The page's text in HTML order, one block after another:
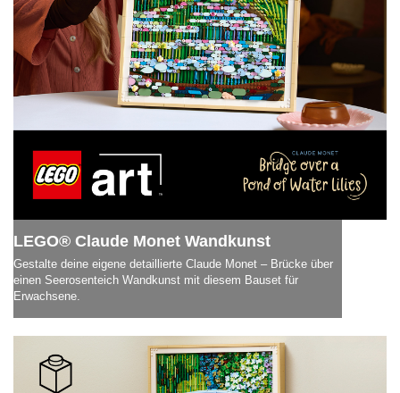
LEGO® Claude Monet Wandkunst
Gestalte deine eigene detaillierte Claude Monet – Brücke über
einen Seerosenteich Wandkunst mit diesem Bauset für
Erwachsene.